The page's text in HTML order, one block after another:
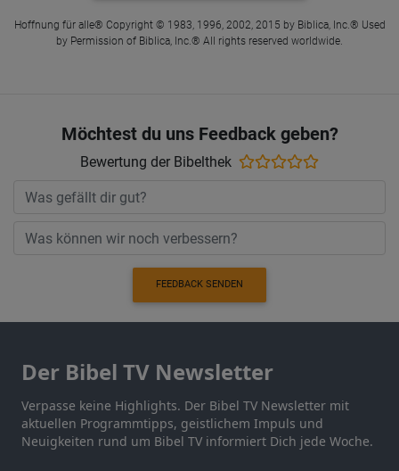
Hoffnung für alle® Copyright © 1983, 1996, 2002, 2015 by Biblica, Inc.® Used
by Permission of Biblica, Inc.® All rights reserved worldwide.
Möchtest du uns Feedback geben?
Bewertung der Bibelthek
FEEDBACK SENDEN
Der Bibel TV Newsletter
Verpasse keine Highlights. Der Bibel TV Newsletter mit
aktuellen Programmtipps, geistlichem Impuls und
Neuigkeiten rund um Bibel TV informiert Dich jede Woche.